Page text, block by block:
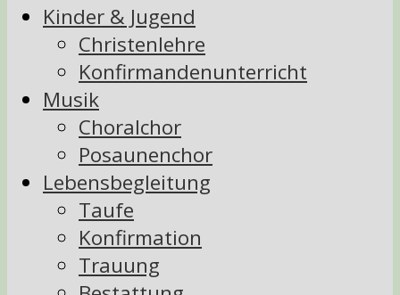
Kinder & Jugend
Christenlehre
Konfirmandenunterricht
Musik
Choralchor
Posaunenchor
Lebensbegleitung
Taufe
Konfirmation
Trauung